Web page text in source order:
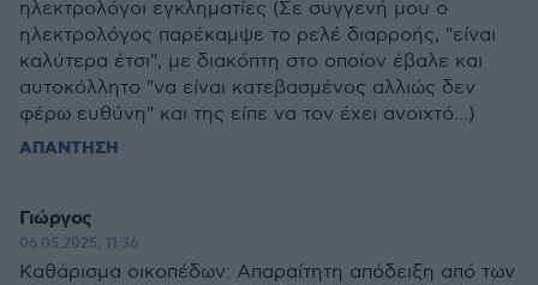
ηλεκτρολόγοι εγκληματίες (Σε συγγενή μου ο
ηλεκτρολόγος παρέκαμψε το ρελέ διαρροής, "είναι
καλύτερα έτσι", με διακόπτη στο οποίον έβαλε και
αυτοκόλλητο "να είναι κατεβασμένος αλλιώς δεν
φέρω ευθύνη" και της είπε να τον έχει ανοιχτό...)
ΑΠΑΝΤΗΣΗ
Γιώργος
06.05.2025, 11:36
Καθάρισμα οικοπέδων: Απαραίτητη απόδειξη από των